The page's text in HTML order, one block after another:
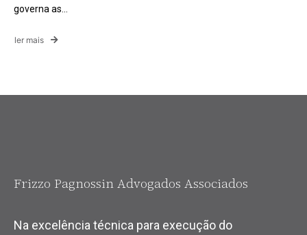
governa as...
ler mais
Frizzo Pagnossin Advogados Associados
Na excelência técnica para execução do